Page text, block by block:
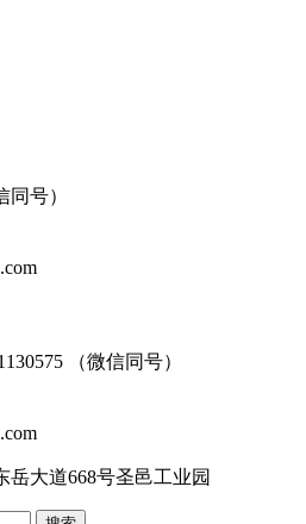
同号）
（微信同号）
大道668号圣邑工业园